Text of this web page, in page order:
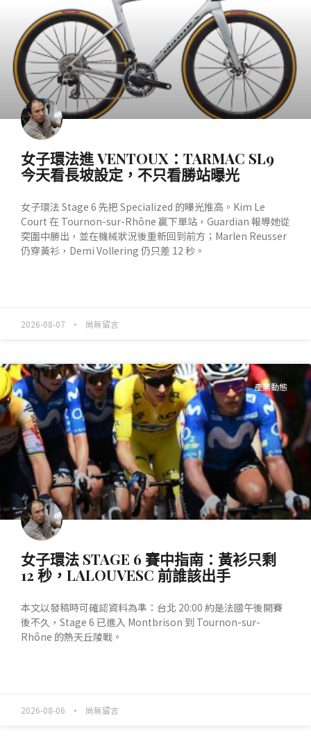
女子環法進 VENTOUX：TARMAC SL9
今天看長坡設定，不只看勝站曝光
女子環法 Stage 6 先把 Specialized 的曝光推高。Kim Le
Court 在 Tournon-sur-Rhône 贏下單站，Guardian 報導她從
突圍中勝出，並在機械狀況後重新回到前方；Marlen Reusser
仍穿黃衫，Demi Vollering 仍只差 12 秒。
2026-08-07 尚無留言
產業動態
女子環法 STAGE 6 賽中指南：黃衫只剩
12 秒，LALOUVESC 前誰該出手
本文以發稿時可確認資料為準：台北 20:00 約是法國午後開賽
後不久，Stage 6 已進入 Montbrison 到 Tournon-sur-
Rhône 的熱天丘陵戰。
2026-08-06 尚無留言